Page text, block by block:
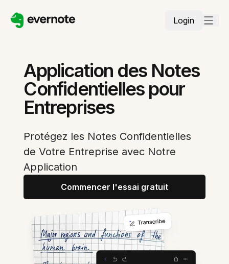
Login
Application des Notes
Confidentielles pour
Entreprises
Protégez les Notes Confidentielles
de Votre Entreprise avec Notre
Application
Commencer l'essai gratuit